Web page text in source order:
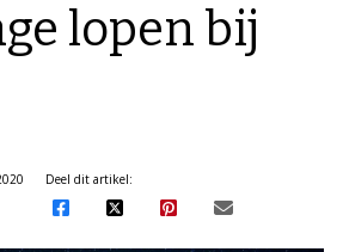
lopen bij
Deel dit artikel: